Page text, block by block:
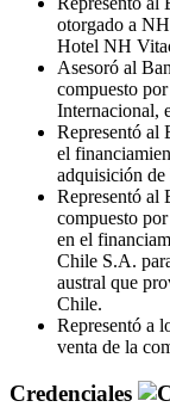
otorgado a
Hotel NH
Asesoró al
compuesto
Internacional,
Representó al
el
adquisición de
Representó al
compuesto
en el
Chile S.A.
austral que
Chile.
Representó a
venta de la
Credenciales